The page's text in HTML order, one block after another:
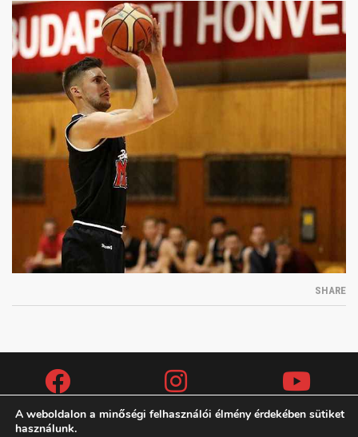
SHARE
A weboldalon a minőségi felhasználói élmény érdekében sütiket
használunk.